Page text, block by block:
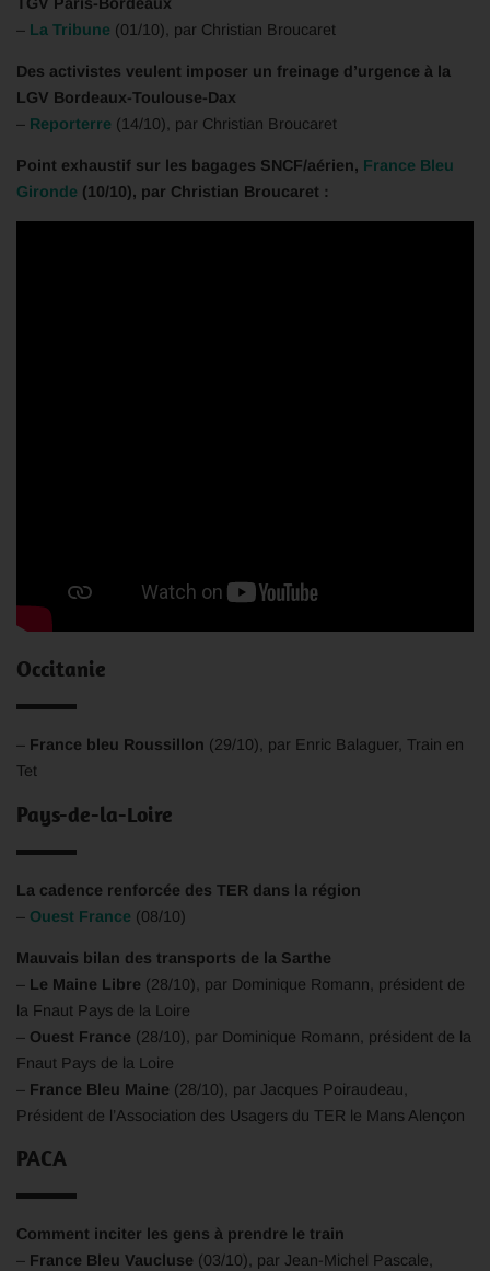
– La Tribune (01/10), par Christian Broucaret
Des activistes veulent imposer un freinage d’urgence à la
LGV Bordeaux-Toulouse-Dax
– Reporterre (14/10), par Christian Broucaret
Point exhaustif sur les bagages SNCF/aérien, France Bleu
Gironde (10/10), par Christian Broucaret :
Occitanie
– France bleu Roussillon (29/10), par Enric Balaguer, Train en
Tet
Pays-de-la-Loire
La cadence renforcée des TER dans la région
– Ouest France (08/10)
Mauvais bilan des transports de la Sarthe
– Le Maine Libre (28/10), par Dominique Romann, président de
la Fnaut Pays de la Loire
– Ouest France (28/10), par Dominique Romann, président de la
Fnaut Pays de la Loire
– France Bleu Maine (28/10), par Jacques Poiraudeau,
Président de l’Association des Usagers du TER le Mans Alençon
PACA
Comment inciter les gens à prendre le train
– France Bleu Vaucluse (03/10), par Jean-Michel Pascale,